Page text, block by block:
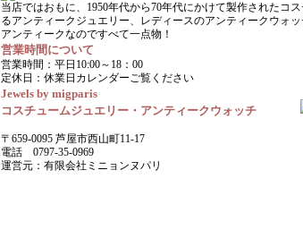
当店ではおもに、1950年代から70年代にかけて製作されたコ
るアンティークジュエリー、レディースのアンティークウォッ
アンティークなのですべて一点物！
営業時間について
営業時間：平日10:00～18：00
定休日：休業日カレンダーご覧ください
Jewels by migparis
コスチュームジュエリー・アンティークウォッチ
〒659-0095 芦屋市西山町11-17
電話 0797-35-0969
運営元：有限会社ミニョンヌパリ